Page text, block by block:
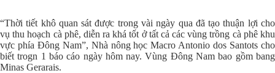
“Thời tiết khô quan sát được trong vài ngày qua đã tạo thuận lợi cho
vụ thu hoạch cà phê, diễn ra khá tốt ở tất cả các vùng trồng cà phê khu
vực phía Đông Nam”, Nhà nông học Macro Antonio dos Santots cho
biết trogn 1 báo cáo ngày hôm nay. Vùng Đông Nam bao gồm bang
Minas Gerarais.